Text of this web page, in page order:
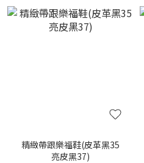
精緻帶跟樂福鞋(皮革黑35
亮皮黑37)